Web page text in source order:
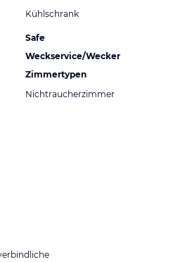
Kühlschrank
Safe
Weckservice/Wecker
Zimmertypen
Nichtraucherzimmer